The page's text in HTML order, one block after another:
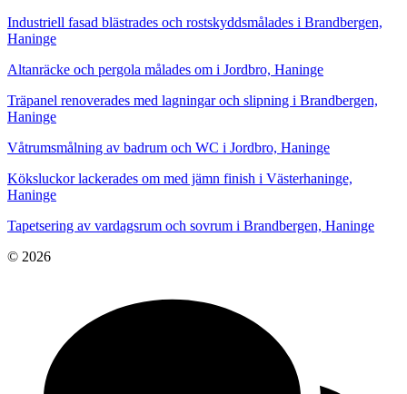
Industriell fasad blästrades och rostskyddsmålades i Brandbergen,
Haninge
Altanräcke och pergola målades om i Jordbro, Haninge
Träpanel renoverades med lagningar och slipning i Brandbergen,
Haninge
Våtrumsmålning av badrum och WC i Jordbro, Haninge
Köksluckor lackerades om med jämn finish i Västerhaninge,
Haninge
Tapetsering av vardagsrum och sovrum i Brandbergen, Haninge
© 2026